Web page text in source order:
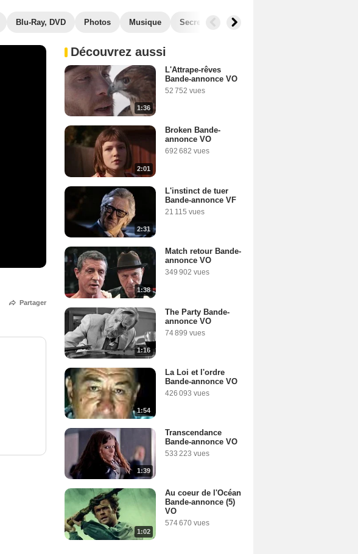
Blu-Ray, DVD Photos Musique Secrets de tournage
Partager
Découvrez aussi
1:36
L'Attrape-rêves
Bande-annonce VO
52 752 vues
2:01
Broken Bande-
annonce VO
692 682 vues
2:31
L'instinct de tuer
Bande-annonce VF
21 115 vues
1:38
Match retour Bande-
annonce VO
349 902 vues
1:16
The Party Bande-
annonce VO
74 899 vues
1:54
La Loi et l'ordre
Bande-annonce VO
426 093 vues
1:39
Transcendance
Bande-annonce VO
533 223 vues
1:02
Au coeur de l'Océan
Bande-annonce (5)
VO
574 670 vues